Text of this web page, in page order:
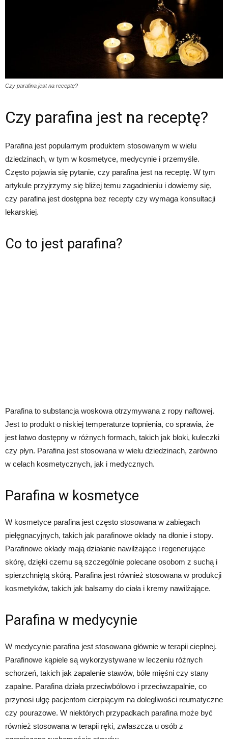
Czy parafina jest na receptę?
Czy parafina jest na receptę?
Parafina jest popularnym produktem stosowanym w wielu
dziedzinach, w tym w kosmetyce, medycynie i przemyśle.
Często pojawia się pytanie, czy parafina jest na receptę. W tym
artykule przyjrzymy się bliżej temu zagadnieniu i dowiemy się,
czy parafina jest dostępna bez recepty czy wymaga konsultacji
lekarskiej.
Co to jest parafina?
Parafina to substancja woskowa otrzymywana z ropy naftowej.
Jest to produkt o niskiej temperaturze topnienia, co sprawia, że
jest łatwo dostępny w różnych formach, takich jak bloki, kuleczki
czy płyn. Parafina jest stosowana w wielu dziedzinach, zarówno
w celach kosmetycznych, jak i medycznych.
Parafina w kosmetyce
W kosmetyce parafina jest często stosowana w zabiegach
pielęgnacyjnych, takich jak parafinowe okłady na dłonie i stopy.
Parafinowe okłady mają działanie nawilżające i regenerujące
skórę, dzięki czemu są szczególnie polecane osobom z suchą i
spierzchniętą skórą. Parafina jest również stosowana w produkcji
kosmetyków, takich jak balsamy do ciała i kremy nawilżające.
Parafina w medycynie
W medycynie parafina jest stosowana głównie w terapii cieplnej.
Parafinowe kąpiele są wykorzystywane w leczeniu różnych
schorzeń, takich jak zapalenie stawów, bóle mięśni czy stany
zapalne. Parafina działa przeciwbólowo i przeciwzapalnie, co
przynosi ulgę pacjentom cierpiącym na dolegliwości reumatyczne
czy pourazowe. W niektórych przypadkach parafina może być
również stosowana w terapii ręki, zwłaszcza u osób z